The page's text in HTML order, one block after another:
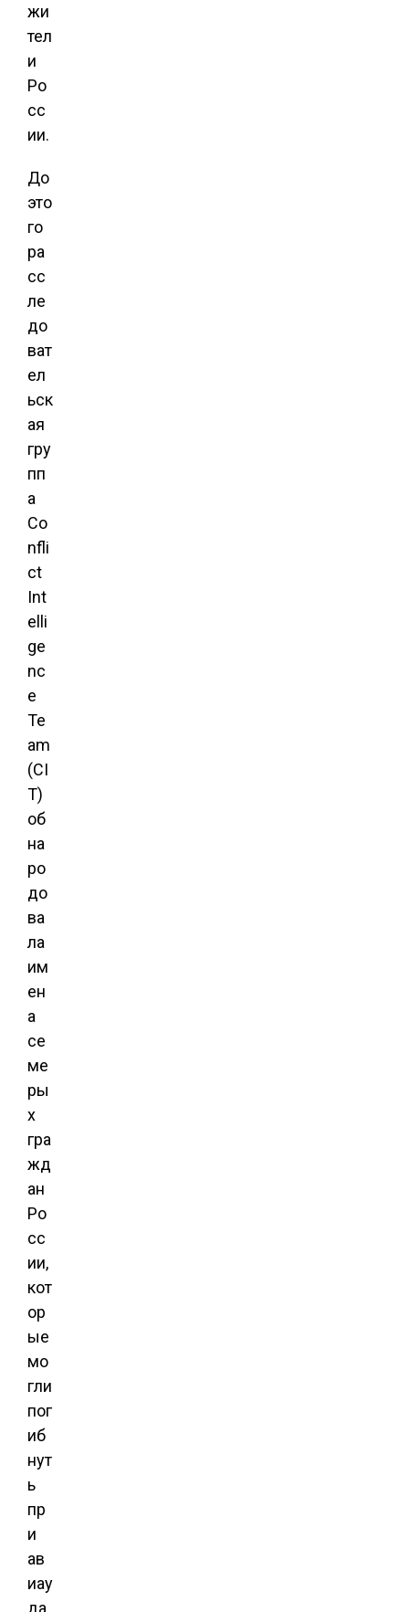
жи
тел
и
Ро
сс
ии.
До
это
го
ра
сс
ле
до
ват
ел
ьск
ая
гру
пп
а
Co
nfli
ct
Int
elli
ge
nc
e
Te
am
(CI
T)
об
на
ро
до
ва
ла
им
ен
а
се
ме
ры
х
гра
жд
ан
Ро
сс
ии,
кот
ор
ые
мо
гли
пог
иб
нут
ь
пр
и
ав
иау
да